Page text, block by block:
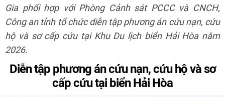
Gia phối hợp với Phòng Cảnh sát PCCC và CNCH,
Công an tỉnh tổ chức diễn tập phương án cứu nạn, cứu
hộ và sơ cấp cứu tại Khu Du lịch biển Hải Hòa năm
2026.
Diễn tập phương án cứu nạn, cứu hộ và sơ
cấp cứu tại biển Hải Hòa